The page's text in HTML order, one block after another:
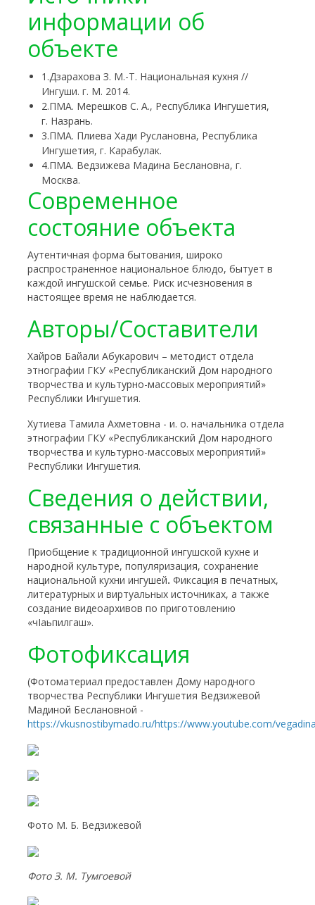
информации об
объекте
1.Дзарахова З. М.-Т. Национальная кухня //
Ингуши. г. М. 2014.
2.ПМА. Мерешков С. А., Республика Ингушетия,
г. Назрань.
3.ПМА. Плиева Хади Руслановна, Республика
Ингушетия, г. Карабулак.
4.ПМА. Ведзижева Мадина Беслановна, г.
Москва.
Современное
состояние объекта
Аутентичная форма бытования, широко
распространенное национальное блюдо, бытует в
каждой ингушской семье. Риск исчезновения в
настоящее время не наблюдается.
Авторы/Составители
Хайров Байали Абукарович – методист отдела
этнографии ГКУ «Республиканский Дом народного
творчества и культурно-массовых мероприятий»
Республики Ингушетия.
Хутиева Тамила Ахметовна - и. о. начальникаотдела
этнографии ГКУ «Республиканский Дом народного
творчества и культурно-массовых мероприятий»
Республики Ингушетия.
Сведения о действии,
связанные с объектом
Приобщение к традиционной ингушской кухне и
народной культуре, популяризация, сохранение
национальной кухни ингушей.Фиксация в печатных,
литературных и виртуальных источниках, а также
создание видеоархивов по приготовлению
«чIаьпилгаш».
Фотофиксация
(Фотоматериал предоставлен Дому народного
творчества Республики Ингушетия Ведзижевой
Мадиной Беслановной -
https://vkusnostibymado.ru/https://www.youtube.com/
Фото М. Б. Ведзижевой
Фото З. М. Тумгоевой